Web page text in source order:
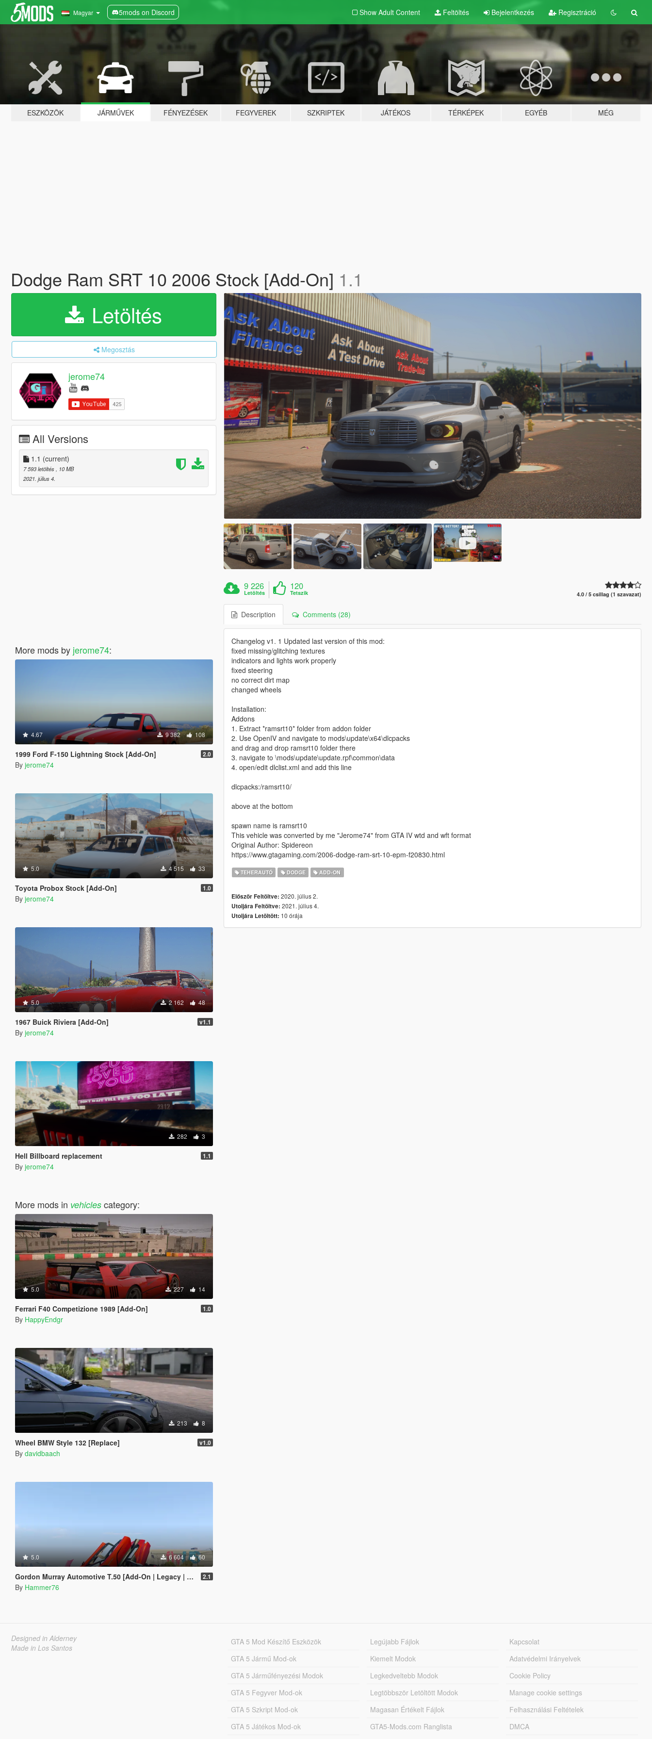
Magyar 5mods on Discord Show Adult Content Feltöltés Bejelentkezés Regisztráció
ESZKÖZÖK JÁRMŰVEK FÉNYEZÉSEK FEGYVEREK SZKRIPTEK JÁTÉKOS TÉRKÉPEK EGYÉB MÉG
Dodge Ram SRT 10 2006 Stock [Add-On] 1.1
Letöltés
Megosztás
jerome74
All Versions
1.1 (current)
7 593 letöltés
, 10 MB
2021. július 4.
More mods by jerome74:
4.67 9 382 108
1999 Ford F-150 Lightning Stock [Add-On] 2.0
By jerome74
5.0 4 515 33
Toyota Probox Stock [Add-On] 1.0
By jerome74
5.0 2 162 48
1967 Buick Riviera [Add-On] v1.1
By jerome74
282 3
Hell Billboard replacement 1.1
By jerome74
More mods in vehiclescategory:
5.0 227 14
Ferrari F40 Competizione 1989 [Add-On] 1.0
By HappyEndgr
213 8
Wheel BMW Style 132 [Replace] v1.0
By davidbaach
5.0 6 604 60
Gordon Murray Automotive T.50 [Add-On | Legacy | Enhanced] 2.1
By Hammer76
9 226
Letöltés
120
Tetszik 4.0 / 5 csillag (1 szavazat)
Description Comments (28)
Changelog v1. 1 Updated last version of this mod:
fixed missing/glitching textures
indicators and lights work properly
fixed steering
no correct dirt map
changed wheels
Installation:
Addons
1. Extract *ramsrt10* folder from addon folder
2. Use OpenIV and navigate to mods\update\x64\dlcpacks
and drag and drop ramsrt10 folder there
3. navigate to \mods\update\update.rpf\common\data
4. open/edit dlclist.xml and add this line
dlcpacks:/ramsrt10/
above at the bottom
spawn name is ramsrt10
This vehicle was converted by me "Jerome74" from GTA IV wtd and wft format
Original Author: Spidereon
https://www.gtagaming.com/2006-dodge-ram-srt-10-epm-f20830.html
TEHERAUTÓ DODGE ADD-ON
Először Feltöltve: 2020. július 2.
Utoljára Feltöltve: 2021. július 4.
Utoljára Letöltött: 10 órája
Designed in Alderney
Made in Los Santos
GTA 5 Mod Készítő Eszközök
GTA 5 Jármű Mod-ok
GTA 5 Járműfényezési Modok
GTA 5 Fegyver Mod-ok
GTA 5 Szkript Mod-ok
GTA 5 Játékos Mod-ok
Legújabb Fájlok
Kiemelt Modok
Legkedveltebb Modok
Legtöbbször Letöltött Modok
Magasan Értékelt Fájlok
GTA5-Mods.com Ranglista
Kapcsolat
Adatvédelmi Irányelvek
Cookie Policy
Manage cookie settings
Felhasználási Feltételek
DMCA